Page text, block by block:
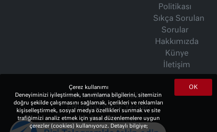
Politikası
Sıkça Sorulan
Sorular
Hakkımızda
Künye
İletişim
İsmet Berkan Yazıları
Ertuğrul Özkök Yazıları
Haftalık Gazete
OK
Çerez kullanımı
Deneyiminizi iyileştirmek, tanımlama bilgilerini, sitemizin
doğru şekilde çalışmasını sağlamak, içerikleri ve reklamları
kişiselleştirmek, sosyal medya özellikleri sunmak ve site
trafiğimizi analiz etmek için yasal düzenlemelere uygun
çerezler (cookies) kullanıyoruz. Detaylı bilgiye;